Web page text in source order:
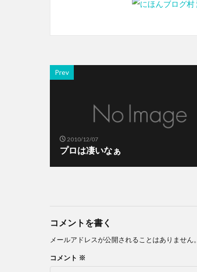
Prev
2010/12/07
プロは凄いなぁ
コメントを書く
メールアドレスが公開されることはありません。
コメント ※